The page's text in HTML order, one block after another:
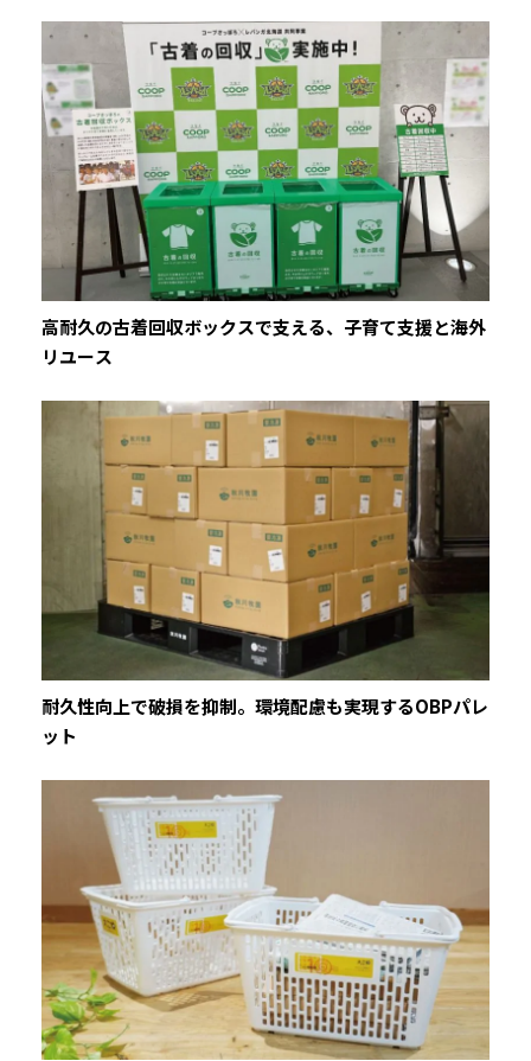
高耐久の古着回収ボックスで支える、子育て支援と海外
リユース
耐久性向上で破損を抑制。環境配慮も実現するOBPパレ
ット